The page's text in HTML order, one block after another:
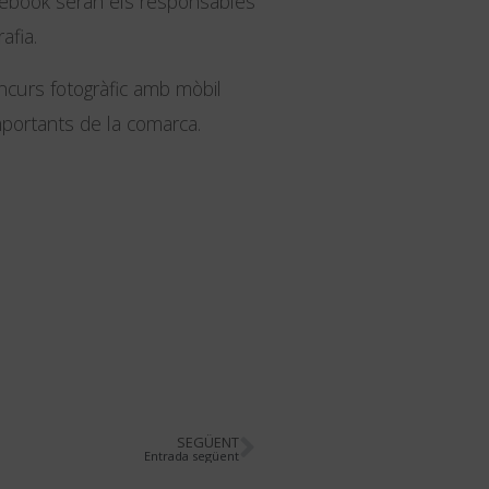
fotogràfic amb mòbil
de la comarca.
SEGÜENT
Entrada següent